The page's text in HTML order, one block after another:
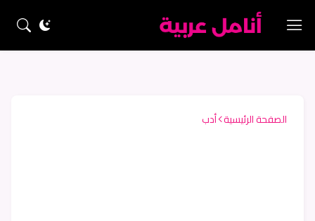
الصفحة الرئيسية أدب